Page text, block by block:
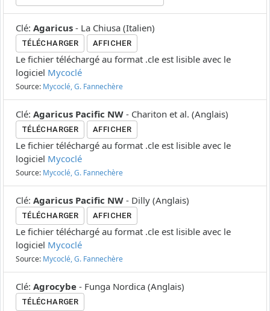
Clé: Agaricus - La Chiusa (Italien)
TÉLÉCHARGER AFFICHER
Le fichier téléchargé au format .cle est lisible avec le
logiciel Mycoclé
Source: Mycoclé, G. Fannechère
Clé: Agaricus Pacific NW - Chariton et al. (Anglais)
TÉLÉCHARGER AFFICHER
Le fichier téléchargé au format .cle est lisible avec le
logiciel Mycoclé
Source: Mycoclé, G. Fannechère
Clé: Agaricus Pacific NW - Dilly (Anglais)
TÉLÉCHARGER AFFICHER
Le fichier téléchargé au format .cle est lisible avec le
logiciel Mycoclé
Source: Mycoclé, G. Fannechère
Clé: Agrocybe - Funga Nordica (Anglais)
TÉLÉCHARGER